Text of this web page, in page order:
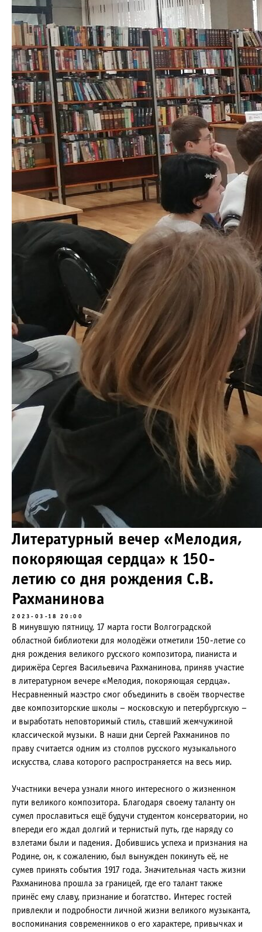
Литературный вечер «Мелодия,
покоряющая сердца» к 150-
летию со дня рождения С.В.
Рахманинова
2023-03-18 20:00
В минувшую пятницу, 17 марта гости Волгоградской
областной библиотеки для молодёжи отметили 150-летие со
дня рождения великого русского композитора, пианиста и
дирижёра Сергея Васильевича Рахманинова, приняв участие
в литературном вечере «Мелодия, покоряющая сердца».
Несравненный маэстро смог объединить в своём творчестве
две композиторские школы – московскую и петербургскую –
и выработать неповторимый стиль, ставший жемчужиной
классической музыки. В наши дни Сергей Рахманинов по
праву считается одним из столпов русского музыкального
искусства, слава которого распространяется на весь мир.
Участники вечера узнали много интересного о жизненном
пути великого композитора. Благодаря своему таланту он
сумел прославиться ещё будучи студентом консерватории, но
впереди его ждал долгий и тернистый путь, где наряду со
взлетами были и падения. Добившись успеха и признания на
Родине, он, к сожалению, был вынужден покинуть её, не
сумев принять события 1917 года. Значительная часть жизни
Рахманинова прошла за границей, где его талант также
принёс ему славу, признание и богатство. Интерес гостей
привлекли и подробности личной жизни великого музыканта,
воспоминания современников о его характере, привычках и